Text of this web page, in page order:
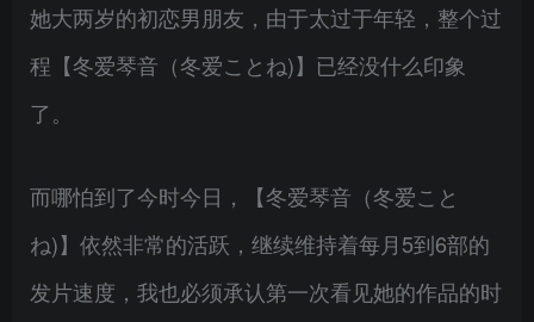
她大两岁的初恋男朋友，由于太过于年轻，整个过
程【冬爱琴音（冬爱ことね)】已经没什么印象
了。
而哪怕到了今时今日，【冬爱琴音（冬爱こと
ね)】依然非常的活跃，继续维持着每月5到6部的
发片速度，我也必须承认第一次看见她的作品的时